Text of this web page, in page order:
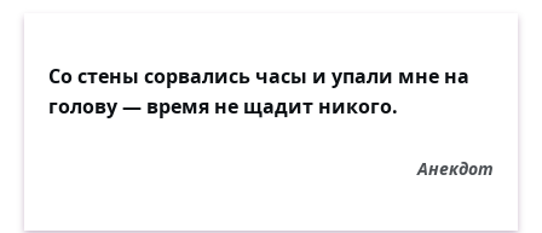
Со стены сорвались часы и упали мне на
голову — время не щадит никого.
Анекдот